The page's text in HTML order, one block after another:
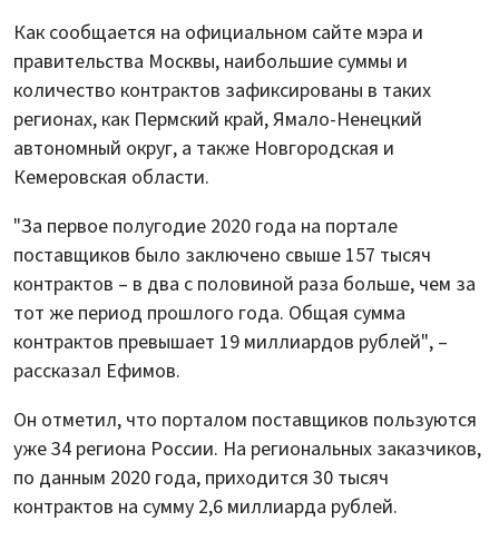
Как сообщается на официальном сайте мэра и
правительства Москвы, наибольшие суммы и
количество контрактов зафиксированы в таких
регионах, как Пермский край, Ямало-Ненецкий
автономный округ, а также Новгородская и
Кемеровская области.
"За первое полугодие 2020 года на портале
поставщиков было заключено свыше 157 тысяч
контрактов – в два с половиной раза больше, чем за
тот же период прошлого года. Общая сумма
контрактов превышает 19 миллиардов рублей", –
рассказал Ефимов.
Он отметил, что порталом поставщиков пользуются
уже 34 региона России. На региональных заказчиков,
по данным 2020 года, приходится 30 тысяч
контрактов на сумму 2,6 миллиарда рублей.